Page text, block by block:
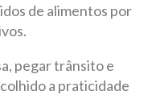
de alimentos por
pegar trânsito e
a praticidade